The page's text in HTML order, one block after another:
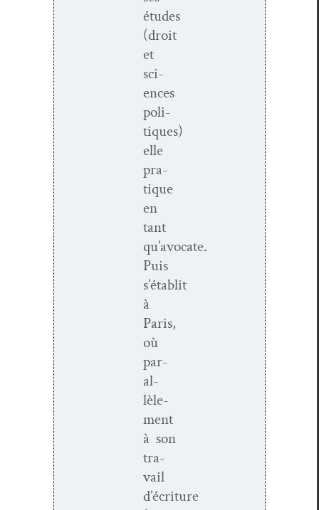
études
(droit
et
sci­
ences
poli­
tiques)
elle
pra­
tique
en
tant
qu’avocate.
Puis
s’établit
à
Paris,
où
par­
al­
lèle­
ment
à son
tra­
vail
d’écriture